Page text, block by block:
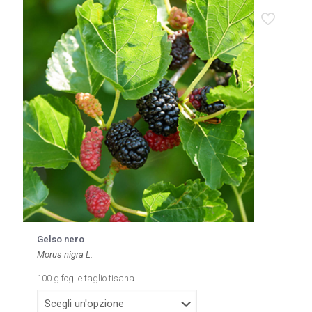
varianti.
opzioni
possono
essere
scelte
nella
pagina
del
prodotto
Gelso nero
Morus nigra L.
100 g foglie taglio tisana